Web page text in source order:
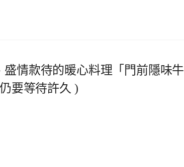
情款待的暖心料理「門前隱味牛
要等待許久 )